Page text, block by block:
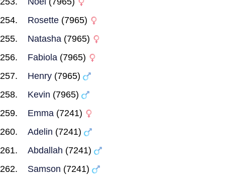
Rosette (7965)
Natasha (7965)
Fabiola (7965)
Henry (7965)
Kevin (7965)
Emma (7241)
Adelin (7241)
Abdallah (7241)
Samson (7241)